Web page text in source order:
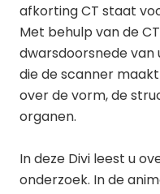
afkorting CT staat
Met behulp van de
dwarsdoorsnede van
die de scanner
over de vorm, de
organen.
In deze Divi leest u
onderzoek. In de